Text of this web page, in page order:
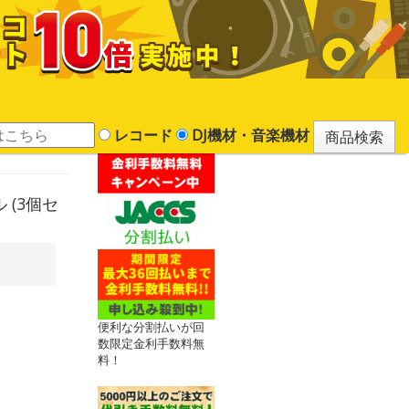
レコード DJ機材・音楽機材
便利な分割払いが回
数限定金利手数料無
料！
(3個セ